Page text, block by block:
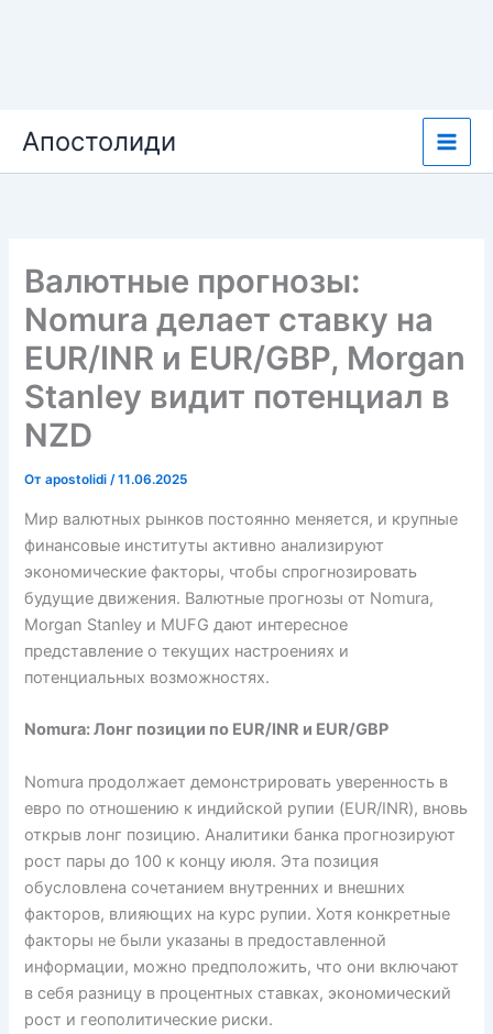
содержимому
Апостолиди
Валютные прогнозы:
Nomura делает ставку на
EUR/INR и EUR/GBP, Morgan
Stanley видит потенциал в
NZD
Отapostolidi/11.06.2025
Мир валютных рынков постоянно меняется, и крупные
финансовые институты активно анализируют
экономические факторы, чтобы спрогнозировать
будущие движения. Валютные прогнозы от Nomura,
Morgan Stanley и MUFG дают интересное
представление о текущих настроениях и
потенциальных возможностях.
Nomura: Лонг позиции по EUR/INR и EUR/GBP
Nomura продолжает демонстрировать уверенность в
евро по отношению к индийской рупии (EUR/INR), вновь
открыв лонг позицию. Аналитики банка прогнозируют
рост пары до 100 к концу июля. Эта позиция
обусловлена сочетанием внутренних и внешних
факторов, влияющих на курс рупии. Хотя конкретные
факторы не были указаны в предоставленной
информации, можно предположить, что они включают
в себя разницу в процентных ставках, экономический
рост и геополитические риски.